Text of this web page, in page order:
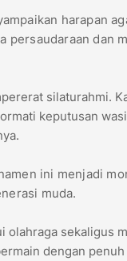
harapan
dan
silaturahmi.
keputusan
ini menjadi
muda.
sekaligus
dengan